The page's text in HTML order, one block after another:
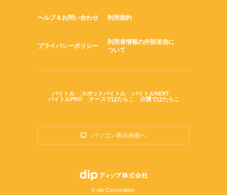
ヘルプ＆お問い合わせ 利用規約
プライバシーポリシー
利用者情報の外部送信に
ついて
バイトル スポットバイトル
バイトルNEXT
バイトルPRO
ナースではたらこ 介護ではたらこ
パソコン表示画面へ
© dip Corporation.